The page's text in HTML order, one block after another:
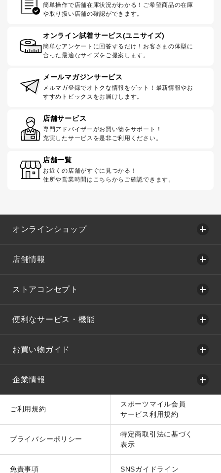
簡単操作で店舗在庫状況がわかる！ご希望商品の在庫
や取り扱い店舗の確認ができます。
オンライン試着サービス(ユニサイズ)
簡単なアンケートに回答するだけ！お客さまの体型に
合った最適なサイズをご提案します。
メールマガジンサービス
メルマガ登録でオトクな情報をゲット！最新情報やお
すすめトピックスをお届けします。
店舗サービス
専門アドバイザーがお買い物をサポート！
充実したサービスを是非ご利用ください。
店舗一覧
お近くの店舗がすぐに見つかる！
住所や営業時間はこちらからご確認できます。
オンラインショップ
店舗情報
ストアコンセプト
便利なサービス・機能
お買い物ガイド
企業情報
ご利用規約
スポーツマイル会員
サービス利用規約
プライバシーポリシー
特定商取引法に基づく
表示
免責事項 SNSガイドライン